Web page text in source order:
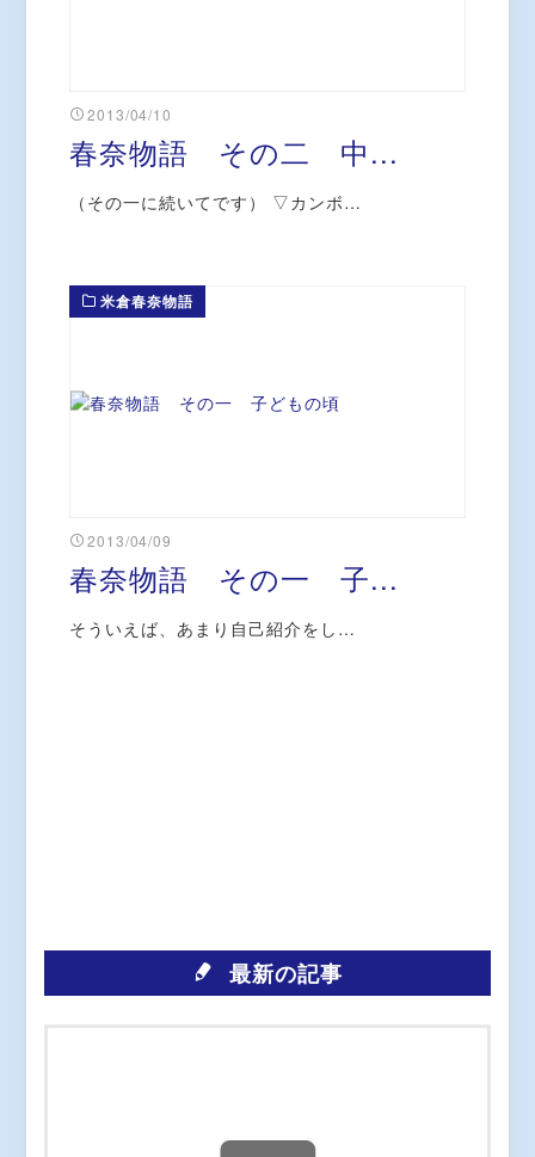
2013/04/10
春奈物語 その二 中...
（その一に続いてです） ▽カンボ…
米倉春奈物語
2013/04/09
春奈物語 その一 子...
そういえば、あまり自己紹介をし…
最新の記事